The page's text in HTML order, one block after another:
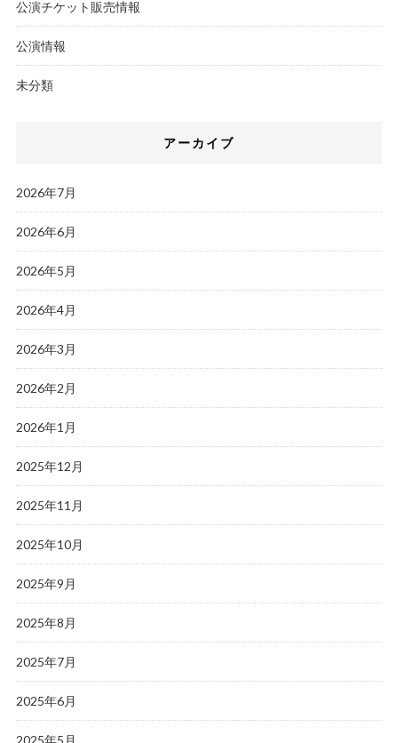
公演チケット販売情報
公演情報
未分類
アーカイブ
2026年7月
2026年6月
2026年5月
2026年4月
2026年3月
2026年2月
2026年1月
2025年12月
2025年11月
2025年10月
2025年9月
2025年8月
2025年7月
2025年6月
2025年5月